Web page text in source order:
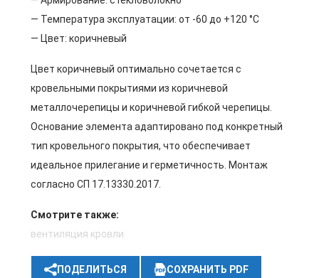
— Температура эксплуатации: от -60 до +120 °C
— Цвет: коричневый
Цвет коричневый оптимально сочетается с
кровельными покрытиями из коричневой
металлочерепицы и коричневой гибкой черепицы.
Основание элемента адаптировано под конкретный
тип кровельного покрытия, что обеспечивает
идеальное прилегание и герметичность. Монтаж
согласно СП 17.13330.2017.
Смотрите также:
вентиляция кровли
ПОДЕЛИТЬСЯ СОХРАНИТЬ PDF